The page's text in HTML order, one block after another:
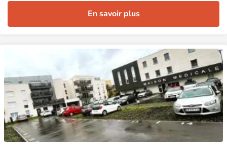
En savoir plus